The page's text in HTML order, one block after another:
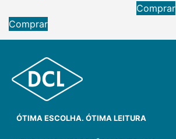
Comprar
Comprar
ÓTIMA ESCOLHA. ÓTIMA LEITURA